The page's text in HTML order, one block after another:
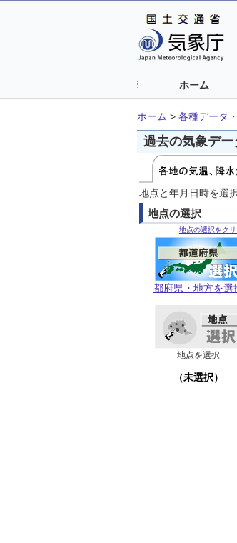
ホーム
ホーム > 各種データ
過去の気象デー
地点と年月日時を選
地点の選択
地点の選択をクリ
都府県・地方を選
地点を選択
（未選択）